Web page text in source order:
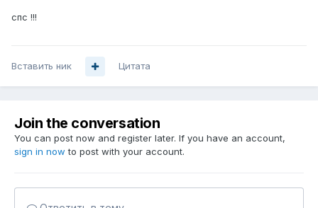
спс !!!
Вставить ник Цитата
Join the conversation
You can post now and register later. If you have an account,
sign in now to post with your account.